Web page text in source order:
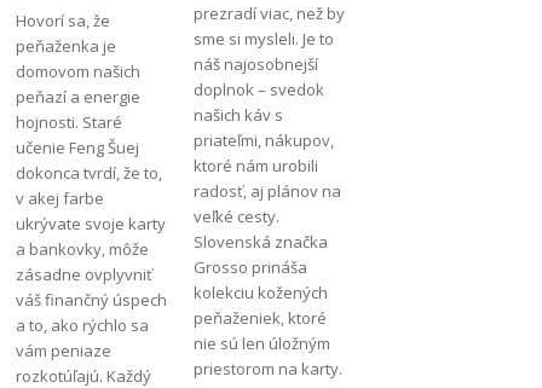
Hovorí sa, že
peňaženka je
domovom našich
peňazí a energie
hojnosti. Staré
učenie Feng Šuej
dokonca tvrdí, že to,
v akej farbe
ukrývate svoje karty
a bankovky, môže
zásadne ovplyvniť
váš finančný úspech
a to, ako rýchlo sa
vám peniaze
rozkotúľajú. Každý
prezradí viac, než by
sme si mysleli. Je to
náš najosobnejší
doplnok – svedok
našich káv s
priateľmi, nákupov,
ktoré nám urobili
radosť, aj plánov na
veľké cesty.
Slovenská značka
Grosso prináša
kolekciu kožených
peňaženiek, ktoré
nie sú len úložným
priestorom na karty.